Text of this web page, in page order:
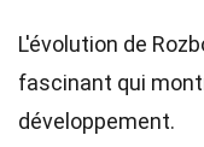
L'évolution de
fascinant qui
développement.